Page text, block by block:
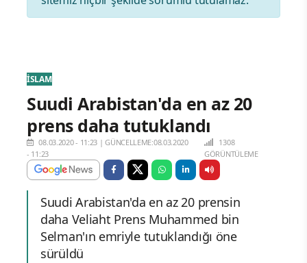
İSLAM
Suudi Arabistan'da en az 20
prens daha tutuklandı
08.03.2020 - 11:23 |GÜNCELLEME:08.03.2020
- 11:23
1308
GÖRÜNTÜLEME
Suudi Arabistan'da en az 20 prensin
daha Veliaht Prens Muhammed bin
Selman'ın emriyle tutuklandığı öne
sürüldü